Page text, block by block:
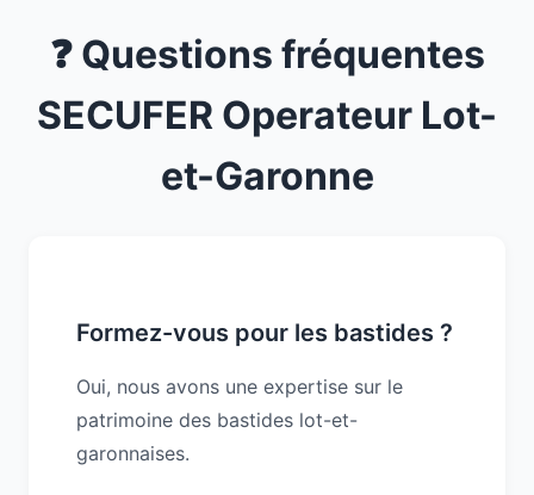
❓ Questions fréquentes
SECUFER Operateur Lot-
et-Garonne
Formez-vous pour les bastides ?
Oui, nous avons une expertise sur le
patrimoine des bastides lot-et-
garonnaises.